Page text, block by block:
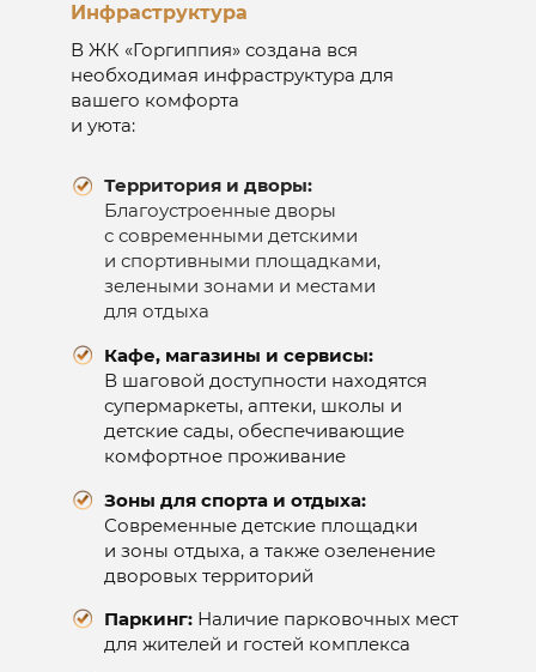
Инфраструктура
В ЖК «Горгиппия» создана вся
необходимая инфраструктура для
вашего комфорта
и уюта:
Территория и дворы:
Благоустроенные дворы
с современными детскими
и спортивными площадками,
зелеными зонами и местами
для отдыха
Кафе, магазины и сервисы:
В шаговой доступности находятся
супермаркеты, аптеки, школы и
детские сады, обеспечивающие
комфортное проживание
Зоны для спорта и отдыха:
Современные детские площадки
и зоны отдыха, а также озеленение
дворовых территорий
Паркинг: Наличие парковочных мест
для жителей и гостей комплекса